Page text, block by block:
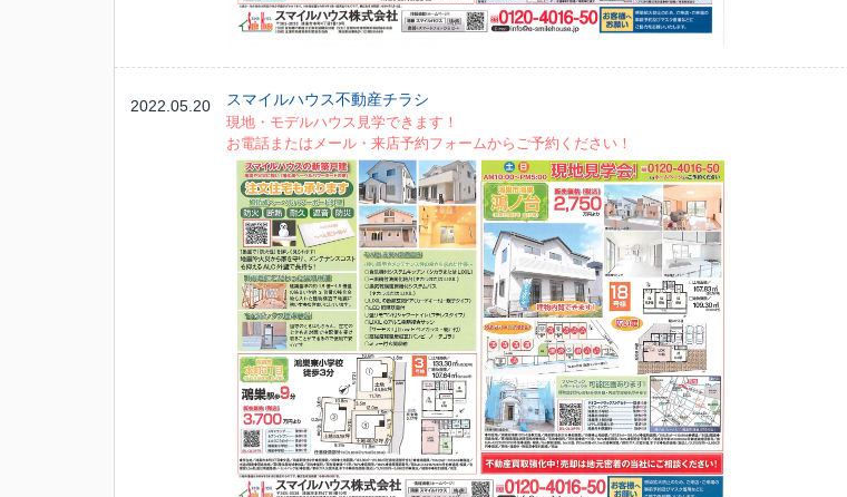
2022.05.20 スマイルハウス不動産チラシ
現地・モデルハウス見学できます！
お電話またはメール・来店予約フォームからご予約ください！